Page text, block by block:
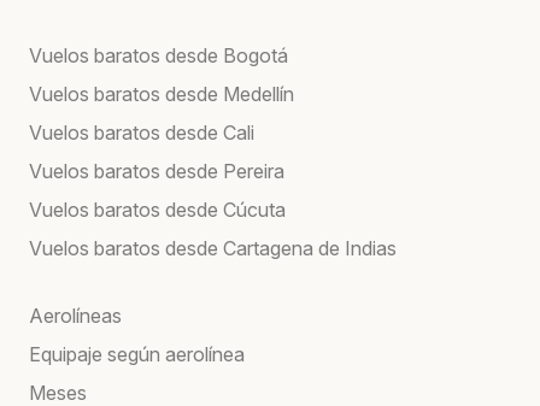
Vuelos baratos desde Bogotá
Vuelos baratos desde Medellín
Vuelos baratos desde Cali
Vuelos baratos desde Pereira
Vuelos baratos desde Cúcuta
Vuelos baratos desde Cartagena de Indias
Aerolíneas
Equipaje según aerolínea
Meses